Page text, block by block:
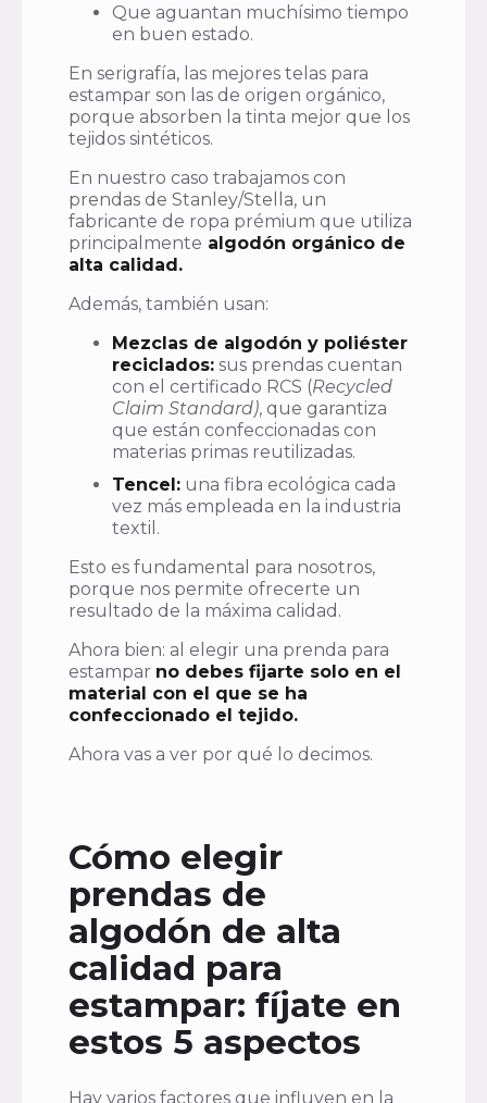
Que aguantan muchísimo tiempo
en buen estado.
En serigrafía, las mejores telas para
estampar son las de origen orgánico,
porque absorben la tinta mejor que los
tejidos sintéticos.
En nuestro caso trabajamos con
prendas de Stanley/Stella, un
fabricante de ropa prémium que utiliza
principalmente algodón orgánico de
alta calidad.
Además, también usan:
Mezclas de algodón y poliéster
reciclados: sus prendas cuentan
con el certificado RCS (Recycled
Claim Standard), que garantiza
que están confeccionadas con
materias primas reutilizadas.
Tencel: una fibra ecológica cada
vez más empleada en la industria
textil.
Esto es fundamental para nosotros,
porque nos permite ofrecerte un
resultado de la máxima calidad.
Ahora bien: al elegir una prenda para
estampar no debes fijarte solo en el
material con el que se ha
confeccionado el tejido.
Ahora vas a ver por qué lo decimos.
Cómo elegir
prendas de
algodón de alta
calidad para
estampar: fíjate en
estos 5 aspectos
Hay varios factores que influyen en la